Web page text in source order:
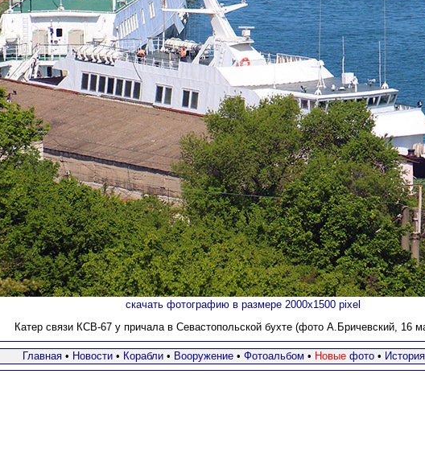
скачать фотографию в размере 2000х1500 pixel
Катер связи КСВ-67 у причала в Севастопольской бухте (фото А.Бричевский, 16
Главная• Новости• Корабли• Вооружение • Фотоальбом • Новыефото • История